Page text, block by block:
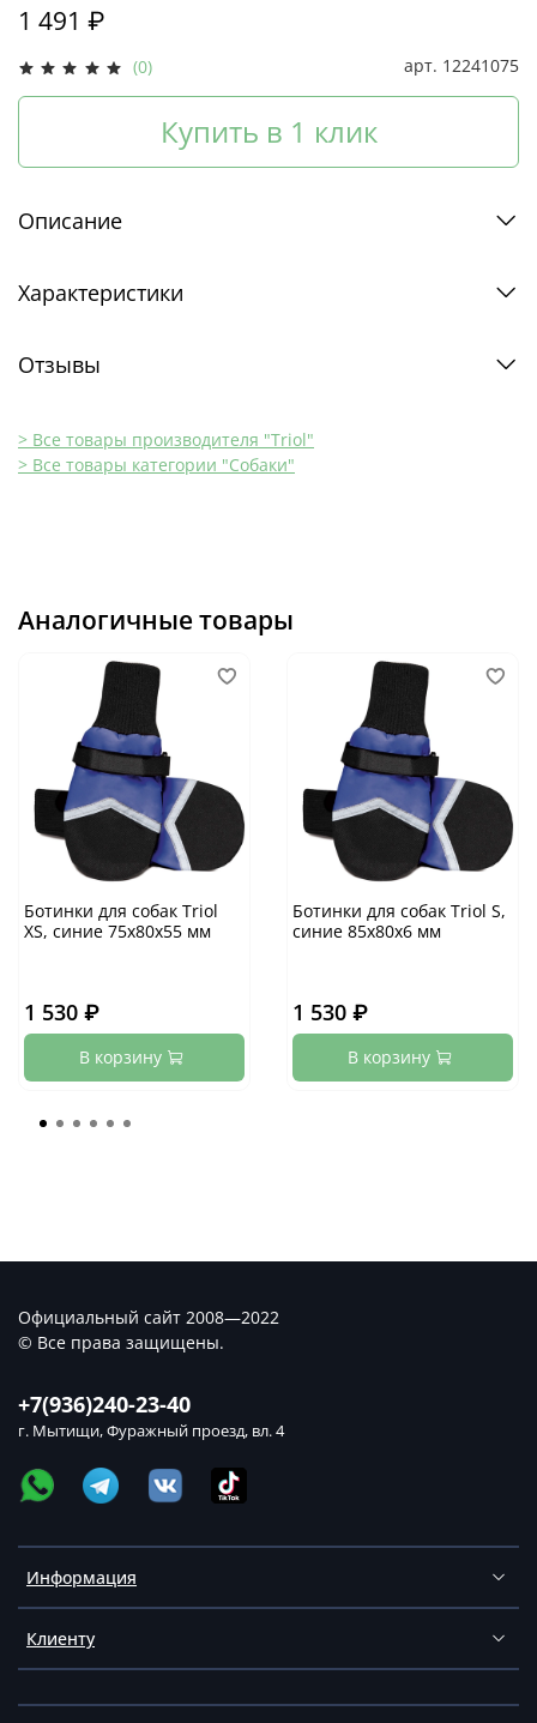
(0) арт. 12241075
1 491 ₽
Купить в 1 клик
Описание
Характеристики
Отзывы
> Все товары производителя "Triol"
> Все товары категории "Собаки"
Аналогичные товары
Ботинки для собак Triol
XS, синие 75х80х55 мм
1 530 ₽
В корзину
Ботинки для собак Triol S,
синие 85х80х6 мм
1 530 ₽
В корзину
Информация
Клиенту
+7(936)240-23-40
г. Мытищи, Фуражный проезд, вл. 4
Официальный сайт 2008—2022
© Все права защищены.